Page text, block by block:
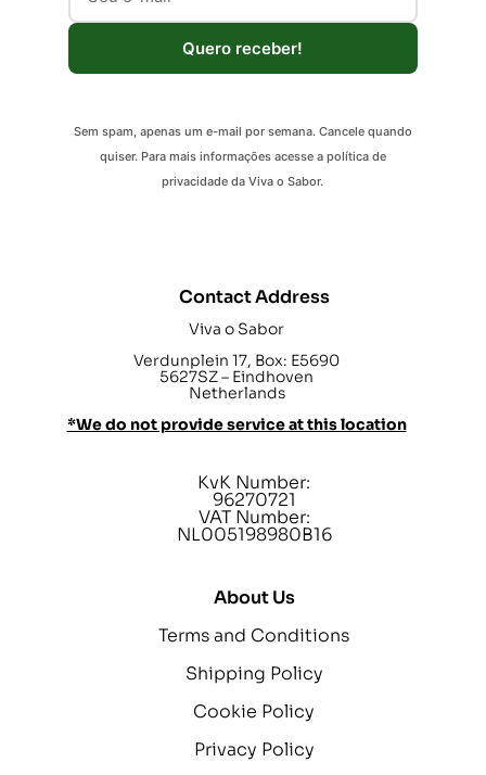
Quero receber!
Sem spam, apenas um e-mail por semana. Cancele quando
quiser. Para mais informações acesse a política de
privacidade da Viva o Sabor.
Contact Address
Viva o Sabor
Verdunplein 17, Box: E5690
5627SZ – Eindhoven
Netherlands
*We do not provide service at this location
KvK Number:
96270721
VAT Number:
NL005198980B16
About Us
Terms and Conditions
Shipping Policy
Cookie Policy
Privacy Policy